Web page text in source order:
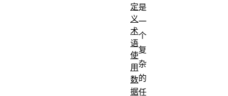
是
一
个
复
杂
的
任
定
义
术
语
使
用
数
据